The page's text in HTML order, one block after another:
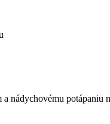
nádychovému potápaniu